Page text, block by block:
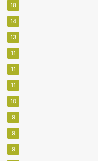
18
14
13
11
11
11
10
9
9
9